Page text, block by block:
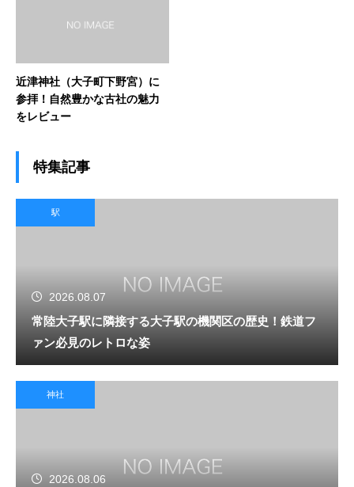
近津神社（大子町下野宮）に
参拝！自然豊かな古社の魅力
をレビュー
特集記事
駅
2026.08.07
常陸大子駅に隣接する大子駅の機関区の歴史！鉄道フ
ァン必見のレトロな姿
神社
2026.08.06